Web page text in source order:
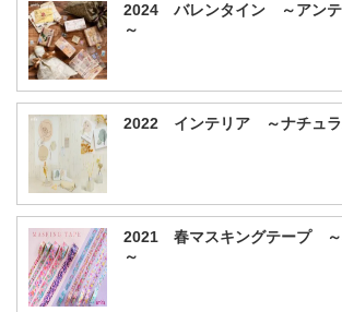
2024 バレンタイン ～アンテ
～
2022 インテリア ～ナチュラ
2021 春マスキングテープ
～